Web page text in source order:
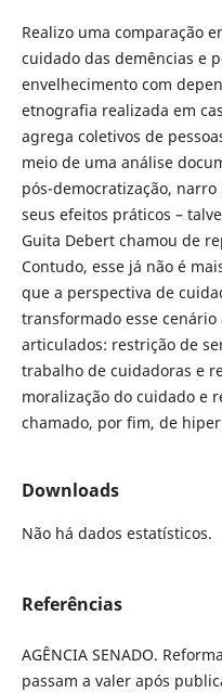
Realizo uma comparação
cuidado das demências e
envelhecimento com
etnografia realizada em
agrega coletivos de
meio de uma análise
pós-democratização,
seus efeitos práticos –
Guita Debert chamou de
Contudo, esse já não é
que a perspectiva de
transformado esse
articulados: restrição de
trabalho de cuidadoras e
moralização do cuidado e
chamado, por fim, de
Downloads
Não há dados estatísticos.
Referências
AGÊNCIA SENADO.
passam a valer após